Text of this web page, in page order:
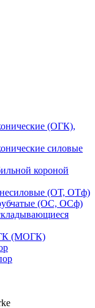
(ОГК),
силовые
короной
(ОТ, ОТф)
(ОС, ОСф)
(МОГК)